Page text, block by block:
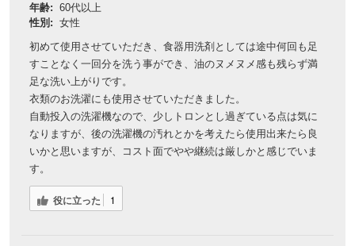
年齢: 60代以上
性別: 女性
初めて使用させていただき、食器用洗剤としては途中何回も足
すことなく一回分を洗う事ができ、油のヌメヌメ感も残らず満
足な洗い上がりです。
衣類のお洗濯にも使用させていただきました。
自動投入の洗濯機なので、少しトロンとし過ぎている点は気に
なりますが、後の洗濯機の汚れとかを考えたら使用出来たら良
いかと思いますが、コスト面でやや継続は厳しかと感じでいま
す。
役に立った 1